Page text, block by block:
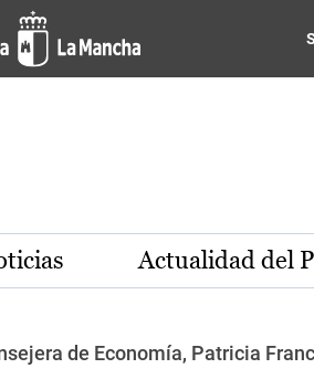
Actualidad del
de Economía, Patricia